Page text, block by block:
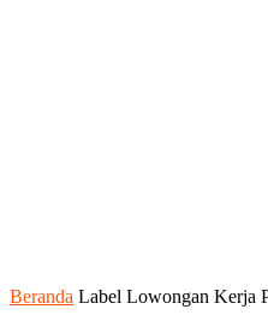
Beranda Label Lowongan Kerja